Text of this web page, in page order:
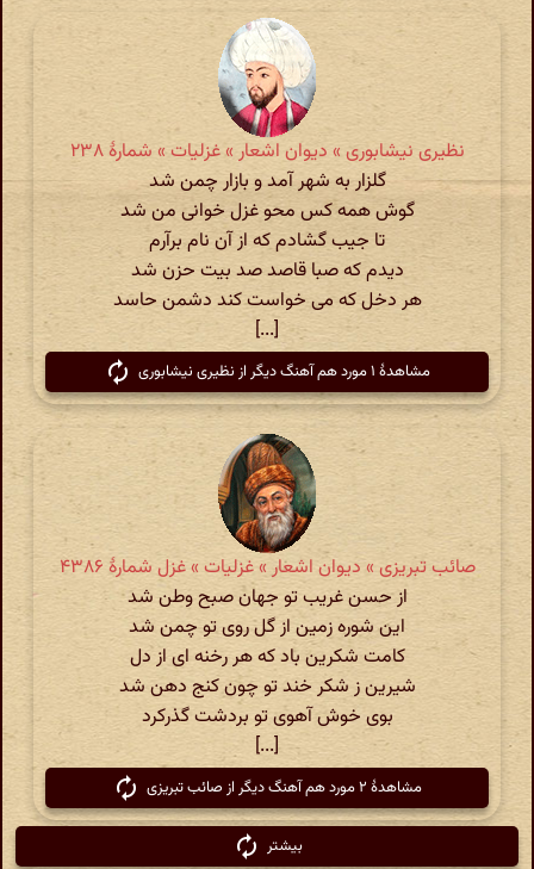
نظیری نیشابوری » دیوان اشعار » غزلیات » شمارهٔ ۲۳۸
گلزار به شهر آمد و بازار چمن شد
گوش همه کس محو غزل خوانی من شد
تا جیب گشادم که از آن نام برآرم
دیدم که صبا قاصد صد بیت حزن شد
هر دخل که می خواست کند دشمن حاسد
[...]
مشاهدهٔ ۱ مورد هم آهنگ دیگر از نظیری نیشابوری
صائب تبریزی » دیوان اشعار » غزلیات » غزل شمارهٔ ۴۳۸۶
از حسن غریب تو جهان صبح وطن شد
این شوره زمین از گل روی تو چمن شد
کامت شکرین باد که هر رخنه ای از دل
شیرین ز شکر خند تو چون کنج دهن شد
بوی خوش آهوی تو بردشت گذرکرد
[...]
مشاهدهٔ ۲ مورد هم آهنگ دیگر از صائب تبریزی
بیشتر